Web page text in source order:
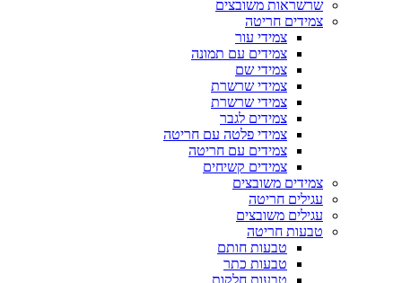
שרשראות משובצים
צמידים חריטה
צמידי עור
צמידים עם תמונה
צמידי שם
צמידי שרשרת
צמידי שרשרת
צמידים לגבר
צמידי פלטה עם חריטה
צמידים עם חריטה
צמידים קשיחים
צמידים משובצים
עגילים חריטה
עגילים משובצים
טבעות חריטה
טבעות חותם
טבעות כתר
טבעות חלקות